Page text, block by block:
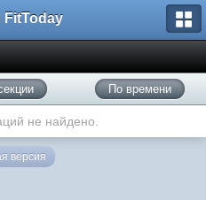
По времени
не найдено.
версия